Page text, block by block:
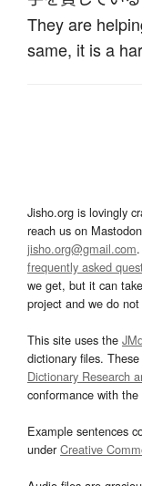
They are
same, it is a
Jisho.org is lovingly
reach us on
jisho.org@gmail.com
frequently asked
we get, but it can
project and we do
This site uses the
dictionary files.
Dictionary Research
conformance with the
Example sentences
underCreative